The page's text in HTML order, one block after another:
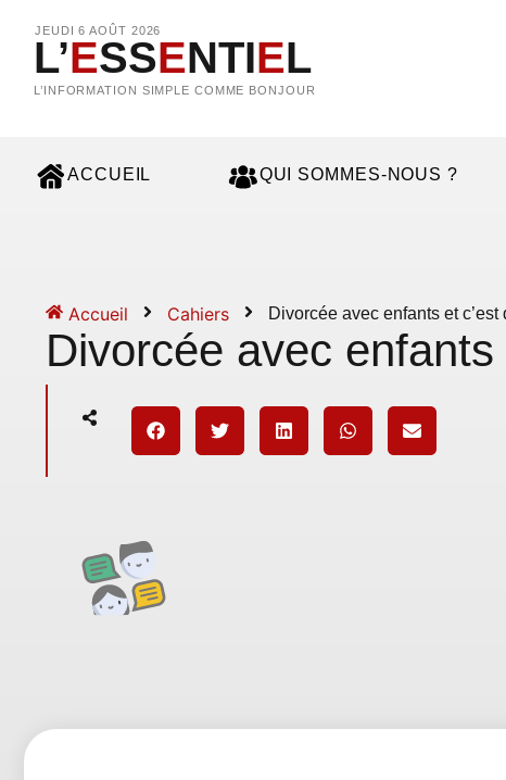
JEUDI 6 AOÛT 2026
L’ESSENTIEL
L’INFORMATION SIMPLE COMME BONJOUR
ACCUEIL QUI SOMMES-NOUS ?
Accueil Cahiers Divorcée avec enfants et
Divorcée avec